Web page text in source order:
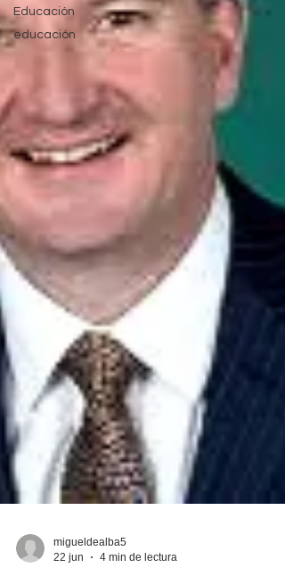
Educación
educación